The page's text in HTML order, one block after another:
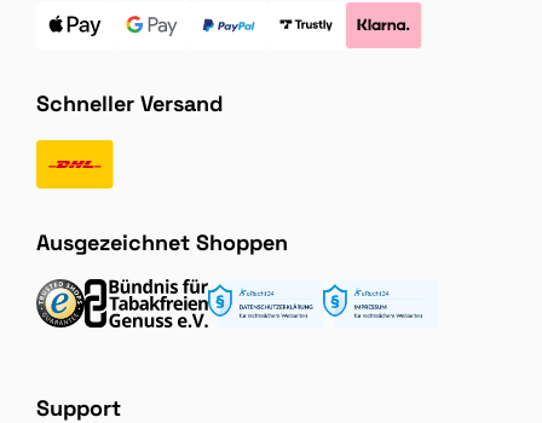
Schneller Versand
Ausgezeichnet Shoppen
Support